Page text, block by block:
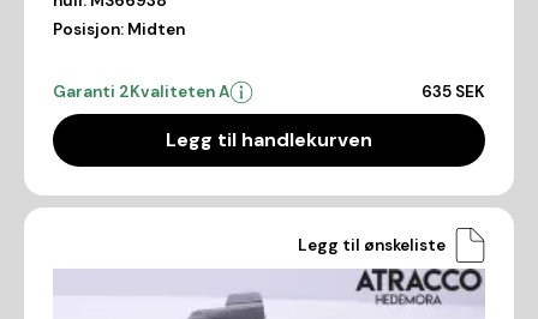
Posisjon: Midten
Garanti 2Kvaliteten A 635 SEK
Legg til handlekurven
Legg til ønskeliste